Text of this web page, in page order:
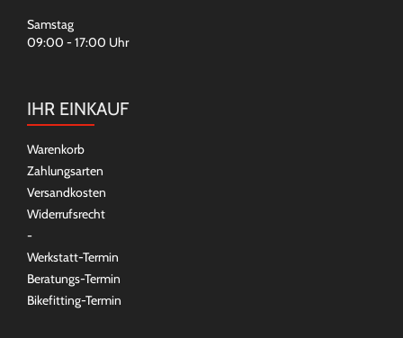
Samstag
09:00 - 17:00 Uhr
IHR EINKAUF
Warenkorb
Zahlungsarten
Versandkosten
Widerrufsrecht
-
Werkstatt-Termin
Beratungs-Termin
Bikefitting-Termin